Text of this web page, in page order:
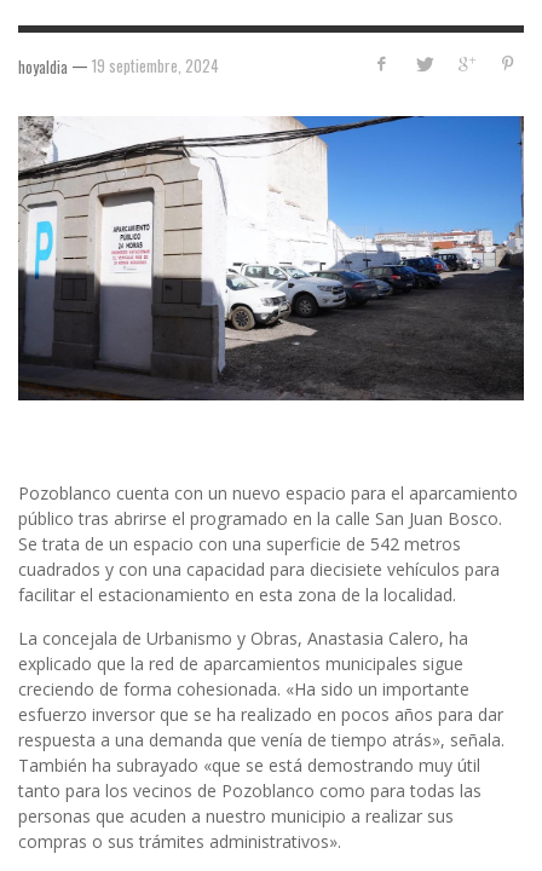
hoyaldia — 19 septiembre, 2024
Pozoblanco cuenta con un nuevo espacio para el aparcamiento
público tras abrirse el programado en la calle San Juan Bosco.
Se trata de un espacio con una superficie de 542 metros
cuadrados y con una capacidad para diecisiete vehículos para
facilitar el estacionamiento en esta zona de la localidad.
La concejala de Urbanismo y Obras, Anastasia Calero, ha
explicado que la red de aparcamientos municipales sigue
creciendo de forma cohesionada. «Ha sido un importante
esfuerzo inversor que se ha realizado en pocos años para dar
respuesta a una demanda que venía de tiempo atrás», señala.
También ha subrayado «que se está demostrando muy útil
tanto para los vecinos de Pozoblanco como para todas las
personas que acuden a nuestro municipio a realizar sus
compras o sus trámites administrativos».